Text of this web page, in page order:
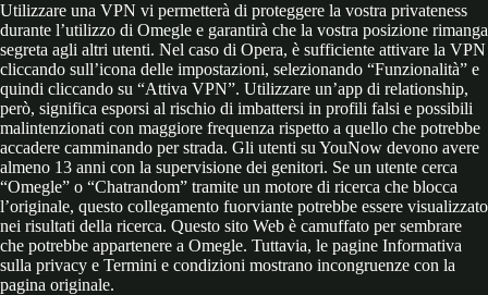
Utilizzare una VPN vi permetterà di proteggere la vostra privateness
durante l’utilizzo di Omegle e garantirà che la vostra posizione rimanga
segreta agli altri utenti. Nel caso di Opera, è sufficiente attivare la VPN
cliccando sull’icona delle impostazioni, selezionando “Funzionalità” e
quindi cliccando su “Attiva VPN”. Utilizzare un’app di relationship,
però, significa esporsi al rischio di imbattersi in profili falsi e possibili
malintenzionati con maggiore frequenza rispetto a quello che potrebbe
accadere camminando per strada. Gli utenti su YouNow devono avere
almeno 13 anni con la supervisione dei genitori. Se un utente cerca
“Omegle” o “Chatrandom” tramite un motore di ricerca che blocca
l’originale, questo collegamento fuorviante potrebbe essere visualizzato
nei risultati della ricerca. Questo sito Web è camuffato per sembrare
che potrebbe appartenere a Omegle. Tuttavia, le pagine Informativa
sulla privacy e Termini e condizioni mostrano incongruenze con la
pagina originale.